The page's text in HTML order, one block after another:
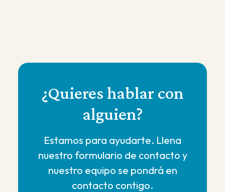
¿Quieres hablar con
alguien?
Estamos para ayudarte. Llena
nuestro formulario de contacto y
nuestro equipo se pondrá en
contacto contigo.